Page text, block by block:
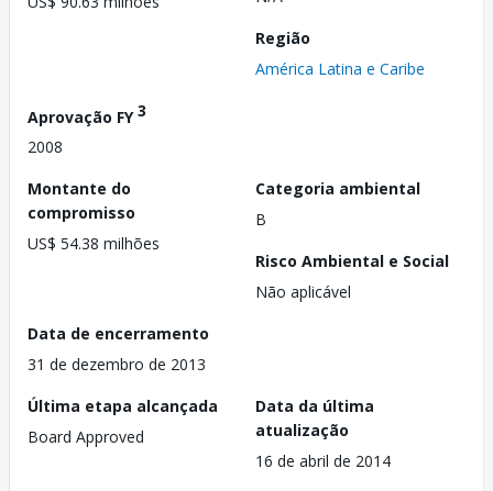
Região
América Latina e Caribe
Aprovação FY3
2008
Montante do
compromisso
US$ 54.38 milhões
Categoria ambiental
B
Risco Ambiental e Social
Não aplicável
Data de encerramento
31 de dezembro de 2013
Última etapa alcançada
Board Approved
Data da última
atualização
16 de abril de 2014